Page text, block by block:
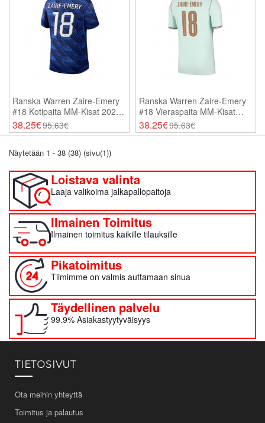
Ranska Warren Zaire-Emery
#18 Kotipaita MM-Kisat 2026
Lyhythihainen
38.25€95.63€
Ranska Warren Zaire-Emery
#18 Vieraspaita MM-Kisat
2026 Lyhythihainen
38.25€95.63€
Näytetään 1 - 38 (38) (sivu(1))
Loistava valinta
Laaja valikoima jalkapallopaitoja
Ilmainen Toimitus
Ilmainen toimitus kaikille tilauksille
Pikatoimitus
Tiimimme on valmis auttamaan sinua
Täydellinen palvelu
99.9% Asiakastyytyväisyys
TIETOSIVUT
Ota meihin yhteyttä
Toimitus ja palautus